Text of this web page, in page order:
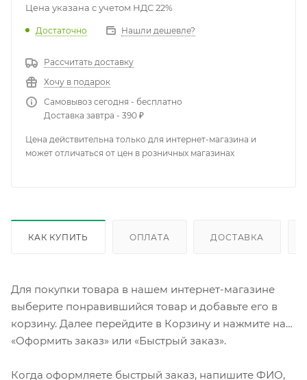
Цена указана с учетом НДС 22%
Достаточно Нашли дешевле?
Рассчитать доставку
Хочу в подарок
Самовывоз сегодня - бесплатно
Доставка завтра - 390 ₽
Цена действительна только для интернет-магазина и
может отличаться от цен в розничных магазинах
КАК КУПИТЬ ОПЛАТА ДОСТАВКА
Для покупки товара в нашем интернет-магазине
выберите понравившийся товар и добавьте его в
корзину. Далее перейдите в Корзину и нажмите на
«Оформить заказ» или «Быстрый заказ».
Когда оформляете быстрый заказ, напишите ФИО,